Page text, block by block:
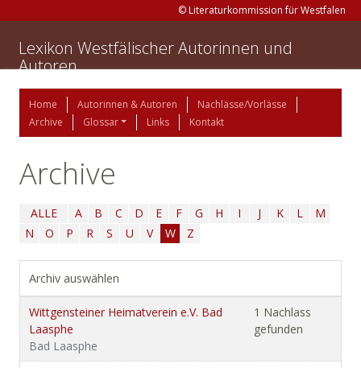
© Literaturkommission für Westfalen
Lexikon Westfälischer Autorinnen und
Autoren
Home Autorinnen & Autoren
Nachlässe/Vorlässe
Archive
Glossar Links Kontakt
Archive
ALLE A B C D E F G H I J K L
M
N
O P R S U V W Z
Archiv auswählen
Wittgensteiner Heimatverein e.V. Bad
Laasphe
Bad Laasphe
1 Nachlass
gefunden